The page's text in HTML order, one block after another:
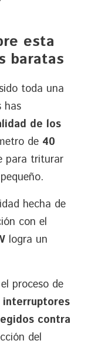
esta
baratas
toda una
has
de los
de 40
para triturar
hecha de
con el
logra un
proceso de
interruptores
contra
del